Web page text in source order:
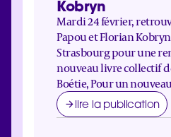
Kobryn
Mardi 24 février,
Papou et Florian
Strasbourg pour une
nouveau livre collectif
Boétie, Pour un
lire la publication